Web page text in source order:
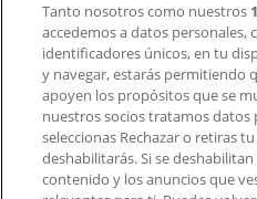
Contacto comercial y
Tienda mal colocada en
Notificar un folleto
¿Encontraste un
aplicación?
Tanto nosotros como nuestros
accedemos a datos personales,
identificadores únicos, en tu
y navegar, estarás permitiendo
apoyen los propósitos que se
nuestros socios tratamos datos
seleccionas Rechazar o retiras
deshabilitarás. Si se
contenido y los anuncios que